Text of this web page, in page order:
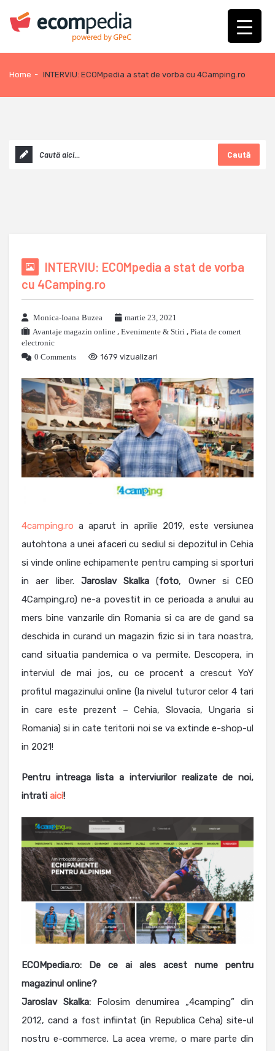
Home - INTERVIU: ECOMpedia a stat de vorba cu 4Camping.ro
Caută
INTERVIU: ECOMpedia a stat de vorba
cu 4Camping.ro
Monica-Ioana Buzea
martie 23, 2021
Avantaje magazin online , Evenimente & Stiri , Piata de comert
electronic
0 Comments
1679 vizualizari
4camping.ro a aparut in aprilie 2019, este versiunea
autohtona a unei afaceri cu sediul si depozitul in Cehia
si vinde online echipamente pentru camping si sporturi
in aer liber. Jaroslav Skalka (foto, Owner si CEO
4Camping.ro) ne-a povestit in ce perioada a anului au
mers bine vanzarile din Romania si ca are de gand sa
deschida in curand un magazin fizic si in tara noastra,
cand situatia pandemica o va permite. Descopera, in
interviul de mai jos, cu ce procent a crescut YoY
profitul magazinului online (la nivelul tuturor celor 4 tari
in care este prezent – Cehia, Slovacia, Ungaria si
Romania) si in cate teritorii noi se va extinde e-shop-ul
in 2021!
Pentru intreaga lista a interviurilor realizate de noi,
intrati aici!
ECOMpedia.ro: De ce ai ales acest nume pentru
magazinul online?
Jaroslav Skalka:Folosim denumirea „4camping” din
2012, cand a fost infiintat (in Republica Ceha) site-ul
nostru e-commerce. La acea vreme, o mare parte din